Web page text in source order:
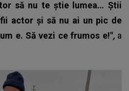
să nu te știe lumea… Știi
actor și să nu ai un pic de
e. Să vezi ce frumos e!", a